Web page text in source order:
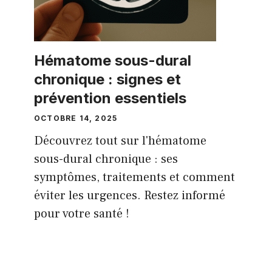
Hématome sous-dural
chronique : signes et
prévention essentiels
OCTOBRE 14, 2025
Découvrez tout sur l'hématome
sous-dural chronique : ses
symptômes, traitements et comment
éviter les urgences. Restez informé
pour votre santé !